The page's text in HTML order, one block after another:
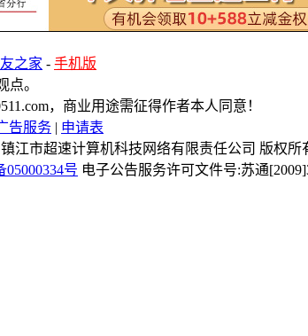
之家 - 手机版
。
，商业用途需征得作者本人同意！
告服务 | 申请表
镇江市超速计算机科技网络有限责任公司 版权所
05000334号 电子公告服务许可文件号:苏通